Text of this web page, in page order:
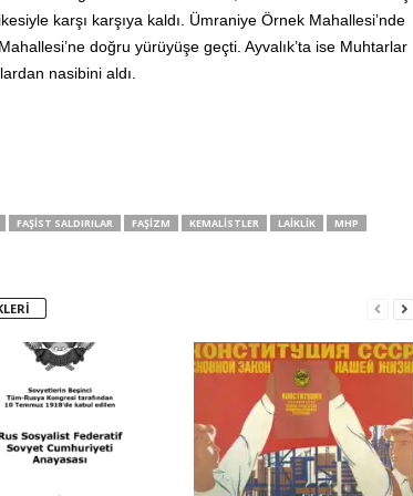
karşı karşıya kaldı. Ümraniye Örnek Mahallesi’nde
doğru yürüyüşe geçti. Ayvalık’ta ise Muhtarlar
nasibini aldı.
FAŞIST SALDIRILAR FAŞIZM KEMALISTLER LAIKLIK
MHP